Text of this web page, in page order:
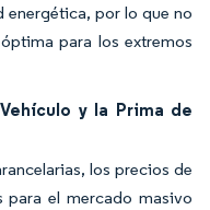
energética, por lo que no
para los extremos
y la Prima de
los precios de
para el mercado masivo